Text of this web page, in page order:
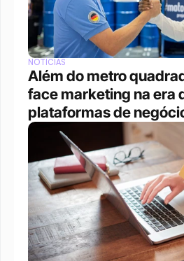
NOTÍCIAS
Além do metro
face marketing na era
plataformas de